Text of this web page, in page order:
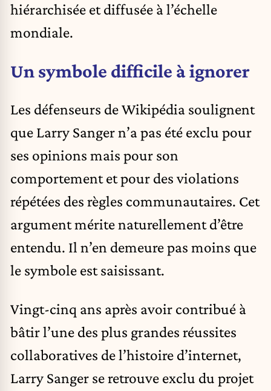
hiérarchisée et diffusée à l’échelle
mondiale.
Un symbole difficile à ignorer
Les défenseurs de Wikipédia soulignent
que Larry Sanger n’a pas été exclu pour
ses opinions mais pour son
comportement et pour des violations
répétées des règles communautaires. Cet
argument mérite naturellement d’être
entendu. Il n’en demeure pas moins que
le symbole est saisissant.
Vingt-cinq ans après avoir contribué à
bâtir l’une des plus grandes réussites
collaboratives de l’histoire d’internet,
Larry Sanger se retrouve exclu du projet